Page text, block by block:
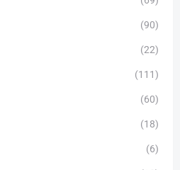
(90)
(22)
(111)
(60)
(18)
(6)